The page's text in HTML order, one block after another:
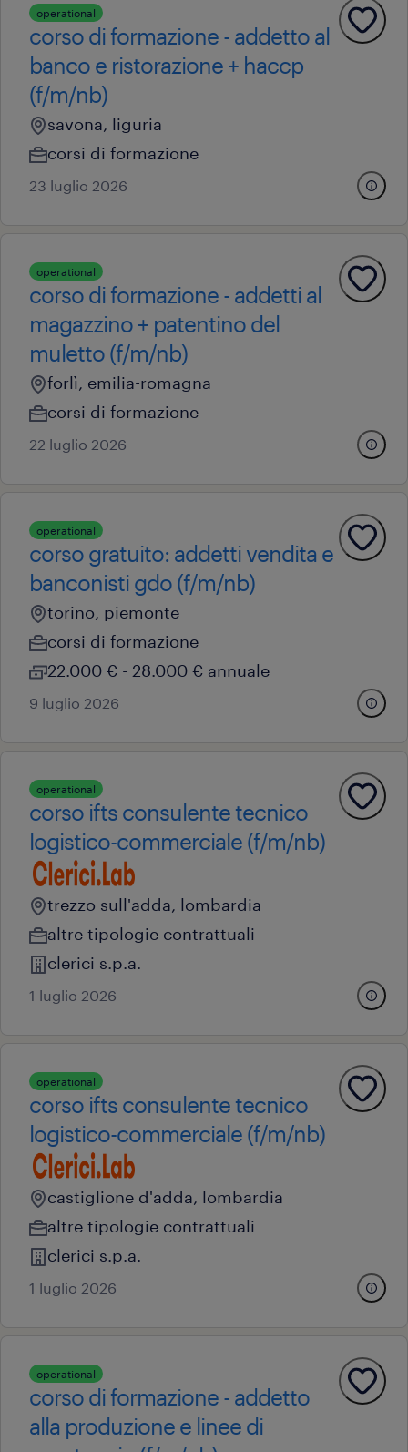
operational
corso di formazione - addetto al
banco e ristorazione + haccp
(f/m/nb)
savona, liguria
corsi di formazione
23 luglio 2026
operational
corso di formazione - addetti al
magazzino + patentino del
muletto (f/m/nb)
forlì, emilia-romagna
corsi di formazione
22 luglio 2026
operational
corso gratuito: addetti vendita e
banconisti gdo (f/m/nb)
torino, piemonte
corsi di formazione
22.000 € - 28.000 € annuale
9 luglio 2026
operational
corso ifts consulente tecnico
logistico-commerciale (f/m/nb)
trezzo sull'adda, lombardia
altre tipologie contrattuali
clerici s.p.a.
1 luglio 2026
operational
corso ifts consulente tecnico
logistico-commerciale (f/m/nb)
castiglione d'adda, lombardia
altre tipologie contrattuali
clerici s.p.a.
1 luglio 2026
operational
corso di formazione - addetto
alla produzione e linee di